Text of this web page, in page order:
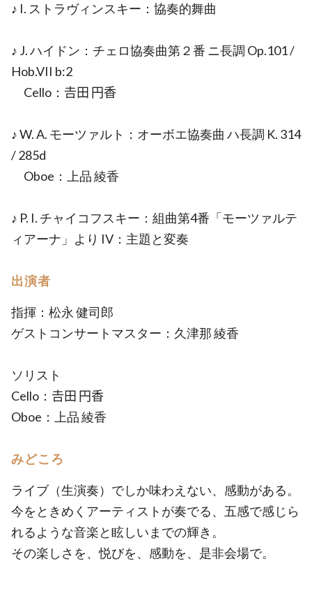
♪ I. ストラヴィンスキー：協奏的舞曲
♪ J. ハイドン：チェロ協奏曲第２番 ニ長調 Op.101 /
Hob.VII b:2
Cello：𠮷田 円香
♪ W. A. モーツァルト：オーボエ協奏曲 ハ長調 K. 314
/ 285d
Oboe：上品 綾香
♪ P. I. チャイコフスキー：組曲第4番「モーツァルテ
ィアーナ」より IV：主題と変奏
出演者
指揮：松永 健司郎
ゲストコンサートマスター：久津那 綾香
ソリスト
Cello：𠮷田 円香
Oboe：上品 綾香
みどころ
ライブ（生演奏）でしか味わえない、感動がある。
今をときめくアーティストが奏でる、五感で感じら
れるような音楽と眩しいまでの輝き。
その楽しさを、悦びを、感動を、是非会場で。